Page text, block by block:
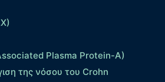
Plasma Protein-A)
της νόσου του Crohn